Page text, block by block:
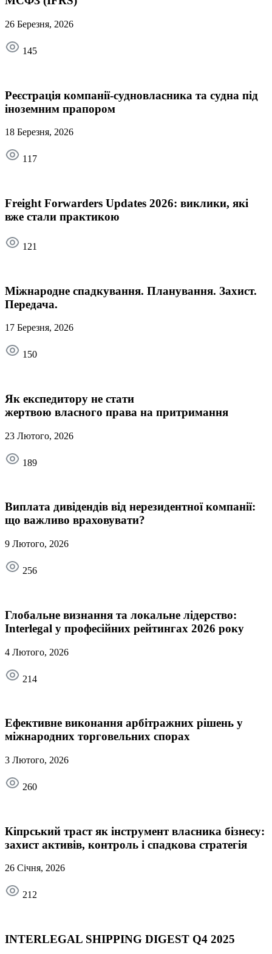
26 Березня, 2026
145
Реєстрація компанії-судновласника та судна під
іноземним прапором
18 Березня, 2026
117
Freight Forwarders Updates 2026: виклики, які
вже стали практикою
121
Міжнародне спадкування. Планування. Захист.
Передача.
17 Березня, 2026
150
Як експедитору не стати
жертвою власного права на притримання
23 Лютого, 2026
189
Виплата дивідендів від нерезидентної компанії:
що важливо враховувати?
9 Лютого, 2026
256
Глобальне визнання та локальне лідерство:
Interlegal у професійних рейтингах 2026 року
4 Лютого, 2026
214
Ефективне виконання арбітражних рішень у
міжнародних торговельних спорах
3 Лютого, 2026
260
Кіпрський траст як інструмент власника бізнесу:
захист активів, контроль і спадкова стратегія
26 Січня, 2026
212
INTERLEGAL SHIPPING DIGEST Q4 2025